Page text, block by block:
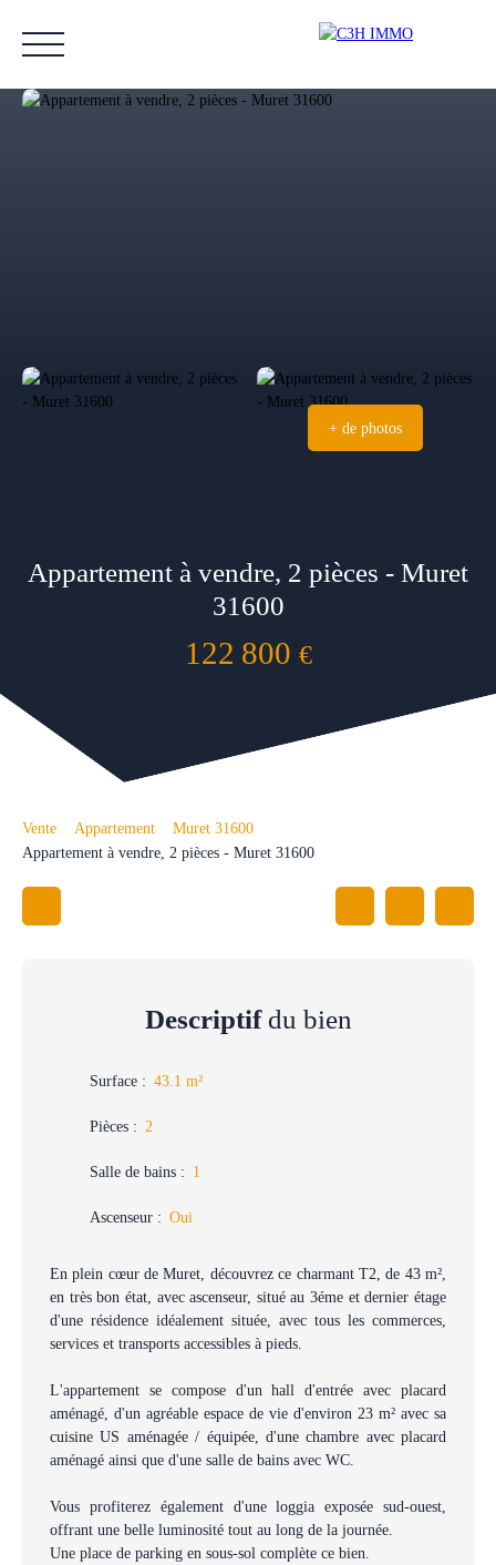
Estimation
+ de photos
Appartement à vendre, 2 pièces - Muret
31600
122 800 €
Vente Appartement
Muret 31600
Appartement à vendre, 2 pièces - Muret 31600
Descriptifdu bien
Surface : 43.1 m²
Pièces : 2
Salle de bains : 1
Ascenseur : Oui
En plein cœur de Muret, découvrez ce charmant T2, de 43 m²,
en très bon état, avec ascenseur, situé au 3éme et dernier étage
d'une résidence idéalement située, avec tous les commerces,
services et transports accessibles à pieds.
L'appartement se compose d'un hall d'entrée avec placard
aménagé, d'un agréable espace de vie d'environ 23 m² avec sa
cuisine US aménagée / équipée, d'une chambre avec placard
aménagé ainsi que d'une salle de bains avec WC.
Vous profiterez également d'une loggia exposée sud-ouest,
offrant une belle luminosité tout au long de la journée.
Une place de parking en sous-sol complète ce bien.